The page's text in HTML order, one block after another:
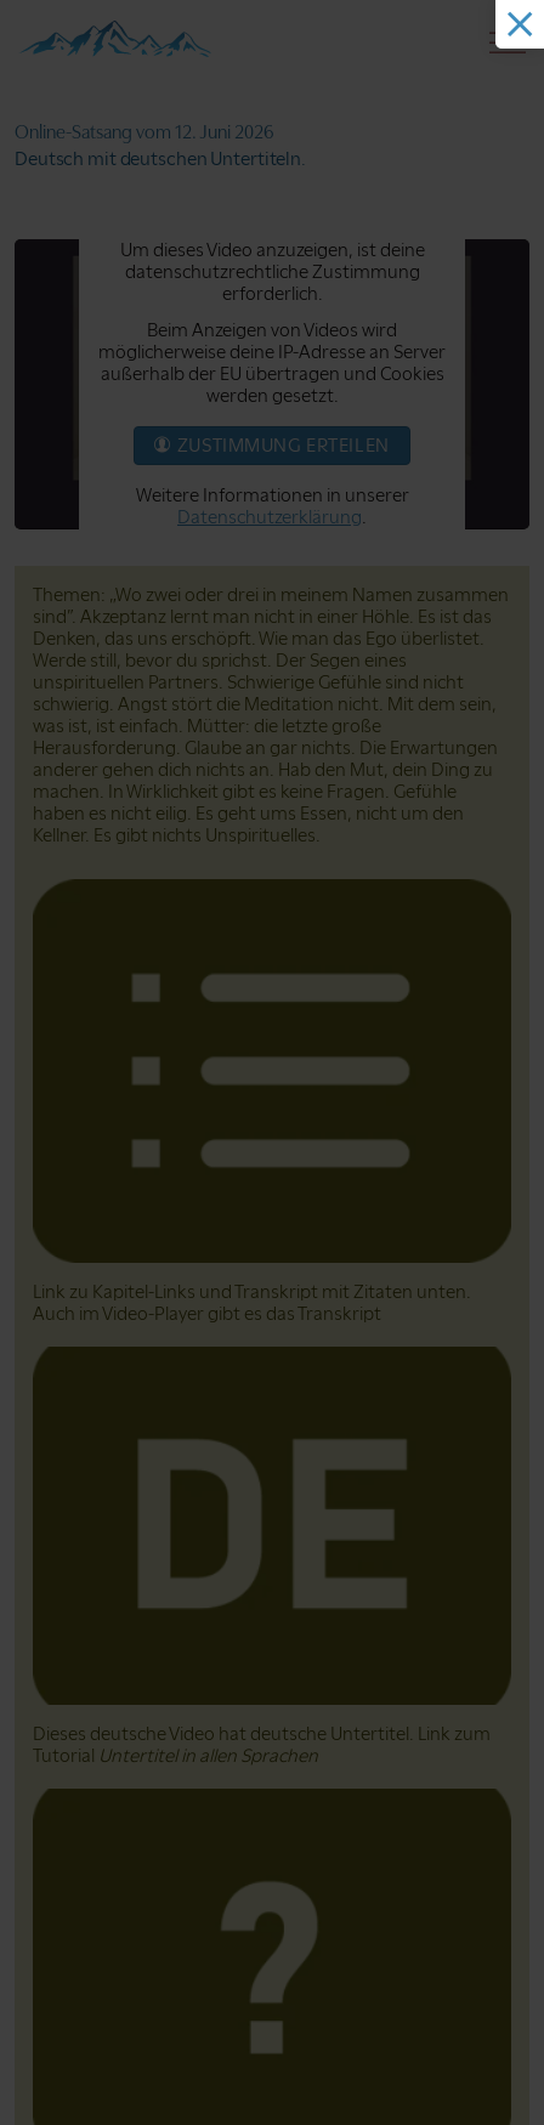
Online-Satsang vom 12. Juni 2026
Deutsch mit deutschen Untertiteln.
Um dieses Video anzuzeigen, ist deine
datenschutzrechtliche Zustimmung
erforderlich.
Beim Anzeigen von Videos wird
möglicherweise deine IP-Adresse an Server
außerhalb der EU übertragen und Cookies
werden gesetzt.
ZUSTIMMUNG ERTEILEN
Weitere Informationen in unserer
Datenschutzerklärung.
Themen: „Wo zwei oder drei in meinem Namen zusammen
sind”. Akzeptanz lernt man nicht in einer Höhle. Es ist das
Denken, das uns erschöpft. Wie man das Ego überlistet.
Werde still, bevor du sprichst. Der Segen eines
unspirituellen Partners. Schwierige Gefühle sind nicht
schwierig. Angst stört die Meditation nicht. Mit dem sein,
was ist, ist einfach. Mütter: die letzte große
Herausforderung. Glaube an gar nichts. Die Erwartungen
anderer gehen dich nichts an. Hab den Mut, dein Ding zu
machen. In Wirklichkeit gibt es keine Fragen. Gefühle
haben es nicht eilig. Es geht ums Essen, nicht um den
Kellner. Es gibt nichts Unspirituelles.
Link zu Kapitel-Links und Transkript mit Zitaten unten.
Auch im Video-Player gibt es das Transkript
Dieses deutsche Video hat deutsche Untertitel. Link zum
Tutorial Untertitel in allen Sprachen